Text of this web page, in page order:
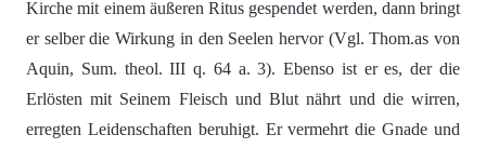
Kirche mit einem äußeren Ritus gespendet werden, dann bringt
er selber die Wirkung in den Seelen hervor (Vgl. Thom.as von
Aquin, Sum. theol. III q. 64 a. 3). Ebenso ist er es, der die
Erlösten mit Seinem Fleisch und Blut nährt und die wirren,
erregten Leidenschaften beruhigt. Er vermehrt die Gnade und